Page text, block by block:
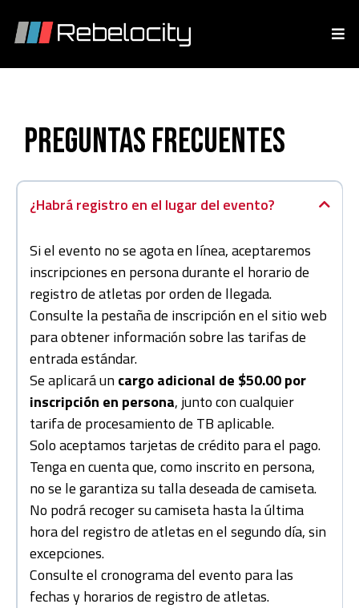
PREGUNTAS FRECUENTES
¿Habrá registro en el lugar del evento?
Si el evento no se agota en línea, aceptaremos
inscripciones en persona durante el horario de
registro de atletas por orden de llegada.
Consulte la pestaña de inscripción en el sitio web
para obtener información sobre las tarifas de
entrada estándar.
Se aplicará uncargo adicional de $50.00 por
inscripción en persona, junto con cualquier
tarifa de procesamiento de TB aplicable.
Solo aceptamos tarjetas de crédito para el pago.
Tenga en cuenta que, como inscrito en persona,
no se le garantiza su talla deseada de camiseta.
No podrá recoger su camiseta hasta la última
hora del registro de atletas en el segundo día, sin
excepciones.
Consulte el cronograma del evento para las
fechas y horarios de registro de atletas.